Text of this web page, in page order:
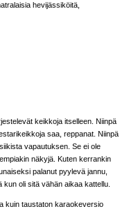
hevijässiköitä,
keikkoja itselleen. Niinpä
saa, reppanat. Niinpä
vapautuksen. Se ei ole
näkyjä. Kuten kerrankin
palanut pyylevä jannu,
oli sitä vähän aikaa kattellu.
kuin taustaton karaokeversio